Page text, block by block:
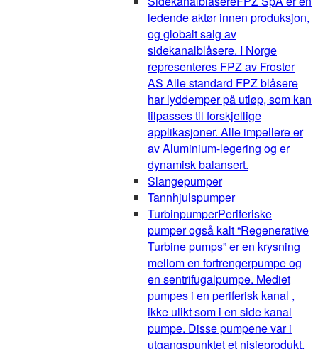
ledende aktør innen produksjon,
og globalt salg av
sidekanalblåsere. I Norge
representeres FPZ av Froster
AS Alle standard FPZ blåsere
har lyddemper på utløp, som kan
tilpasses til forskjellige
applikasjoner. Alle impellere er
av Aluminium-legering og er
dynamisk balansert.
Slangepumper
Tannhjulspumper
TurbinpumperPeriferiske
pumper også kalt “Regenerative
Turbine pumps” er en krysning
mellom en fortrengerpumpe og
en sentrifugalpumpe. Mediet
pumpes i en periferisk kanal ,
ikke ulikt som i en side kanal
pumpe. Disse pumpene var i
utgangspunktet et nisjeprodukt,